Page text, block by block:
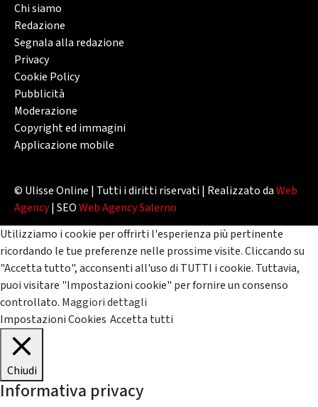
Chi siamo
Redazione
Segnala alla redazione
Privacy
Cookie Policy
Pubblicità
Moderazione
Copyright ed immagini
Applicazione mobile
© Ulisse Online | Tutti i diritti riservati | Realizzato daWeb
Agency| SEOWeb Agency Salerno
Utilizziamo i cookie per offrirti l'esperienza più pertinente
ricordando le tue preferenze nelle prossime visite. Cliccando su
"Accetta tutto", acconsenti all'uso di TUTTI i cookie. Tuttavia,
puoi visitare "Impostazioni cookie" per fornire un consenso
controllato. Maggiori dettagli
Impostazioni Cookies Accetta tutti
Chiudi
Informativa privacy